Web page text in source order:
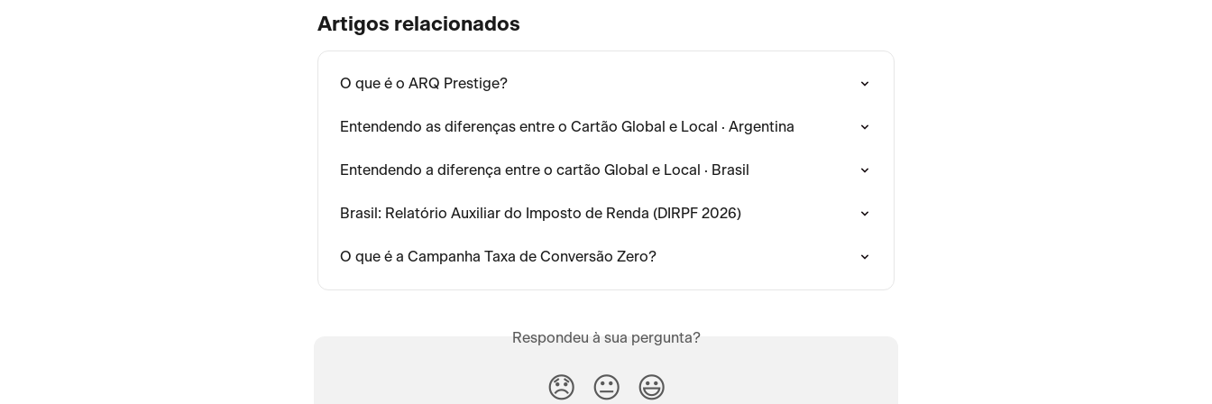
Artigos relacionados
O que é o ARQ Prestige?
Entendendo as diferenças entre o Cartão Global e Local · Argentina
Entendendo a diferença entre o cartão Global e Local · Brasil
Brasil: Relatório Auxiliar do Imposto de Renda (DIRPF 2026)
O que é a Campanha Taxa de Conversão Zero?
Respondeu à sua pergunta?
😞 😐 😃